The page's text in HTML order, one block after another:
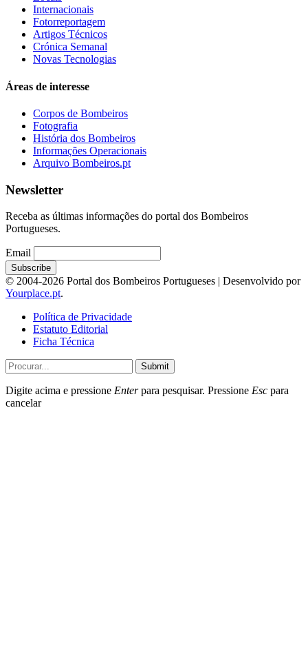
Internacionais
Fotorreportagem
Artigos Técnicos
Crónica Semanal
Novas Tecnologias
Áreas de interesse
Corpos de Bombeiros
Fotografia
História dos Bombeiros
Informações Operacionais
Arquivo Bombeiros.pt
Newsletter
Receba as últimas informações do portal dos Bombeiros
Portugueses.
Email
© 2004-2026 Portal dos Bombeiros Portugueses | Desenvolvido por
Yourplace.pt.
Política de Privacidade
Estatuto Editorial
Ficha Técnica
Submit
Digite acima e pressione Enterpara pesquisar. Pressione Esc para
cancelar